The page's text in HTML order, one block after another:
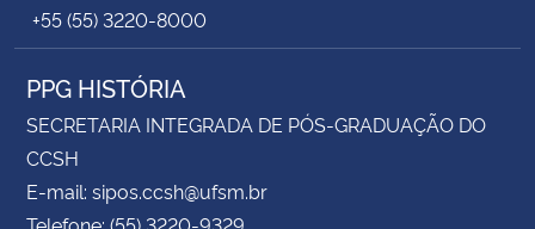
+55 (55) 3220-8000
PPG HISTÓRIA
SECRETARIA INTEGRADA DE PÓS-GRADUAÇÃO DO
CCSH
E-mail: sipos.ccsh@ufsm.br
Telefone: (55) 3220-9329